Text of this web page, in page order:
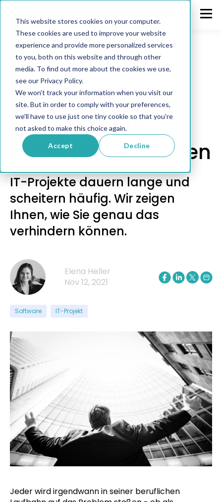
This website stores cookies on your computer.
These cookies are used to improve your website
experience and provide more personalized services
to you, both on this website and through other
media. To find out more about the cookies we use,
see our Privacy Policy.
We won't track your information when you visit our
site. But in order to comply with your preferences,
we'll have to use just one tiny cookie so that you're
not asked to make this choice again.
Accept Decline
Software
Wie Sie das
Scheitern Ihres IT-
Projektes vermeiden
IT-Projekte dauern lange und
scheitern häufig. Wir zeigen
Ihnen, wie Sie genau das
verhindern können.
Elena Heller
Nov 12, 2021
Software IT-Projekt
Jeder wird irgendwann in seiner beruflichen